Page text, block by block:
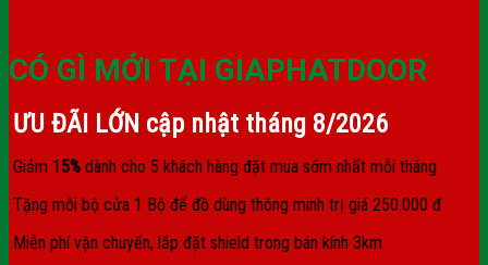
CÓ GÌ MỚI TẠI GIAPHATDOOR
ƯU ĐÃI LỚN cập nhật tháng 8/2026
Giảm 1 5% dành cho 5 khách hàng đặt mua sớm nhất mỗi tháng
Tặng mỗi bộ cửa 1 Bộ để đồ dùng thông minh trị giá 250.000 đ
Miễn phí vận chuyển, lắp đặt shield trong bán kính 3km